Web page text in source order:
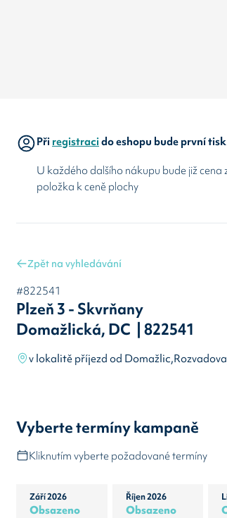
Přiregistracido eshopu bude první
U každého dalšího nákupu bude již cena
položka k ceně plochy
Zpět na vyhledávání
#822541
Plzeň 3 - Skvrňany
Domažlická, DC | 822541
v lokalitě příjezd od
Vyberte termíny kampaně
Kliknutím vyberte požadované termíny
Září 2026
Obsazeno
Říjen 2026
Obsazeno